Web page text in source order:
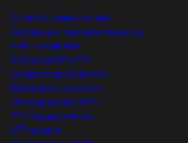
Ethernet коммутаторы
Сервисные маршрутизаторы
VoIP телефония
Softswitch/IP-ATC
Беспроводной доступ
Домашние роутеры
Оборудование xPON
IPTV медиацентры
SFP модули